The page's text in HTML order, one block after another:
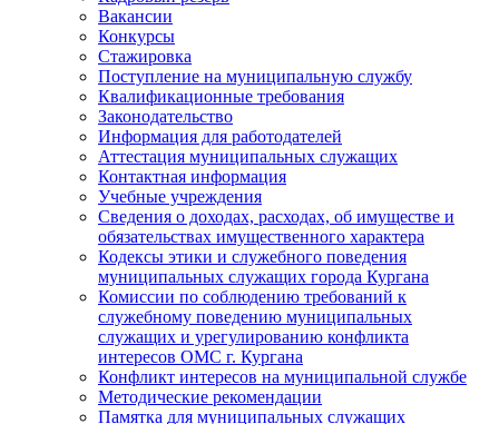
Вакансии
Конкурсы
Стажировка
Поступление на муниципальную службу
Квалификационные требования
Законодательство
Информация для работодателей
Аттестация муниципальных служащих
Контактная информация
Учебные учреждения
Сведения о доходах, расходах, об имуществе и
обязательствах имущественного характера
Кодексы этики и служебного поведения
муниципальных служащих города Кургана
Комиссии по соблюдению требований к
служебному поведению муниципальных
служащих и урегулированию конфликта
интересов ОМС г. Кургана
Конфликт интересов на муниципальной службе
Методические рекомендации
Памятка для муниципальных служащих